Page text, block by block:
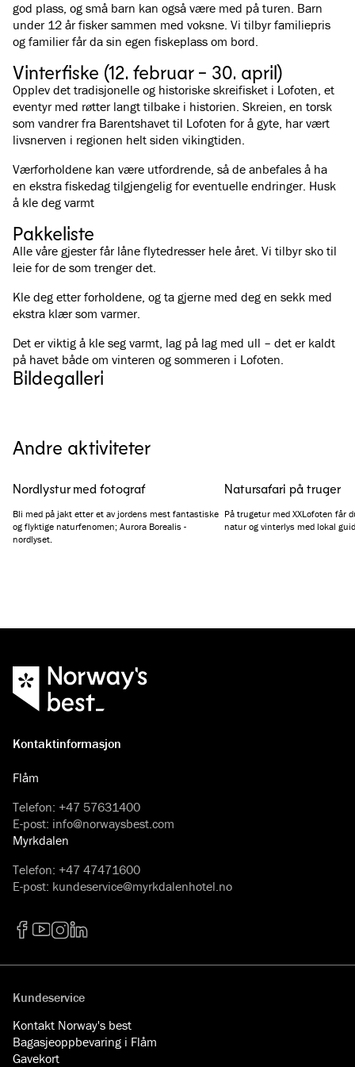
god plass, og små barn kan også være med på turen. Barn
under 12 år fisker sammen med voksne. Vi tilbyr familiepris
og familier får da sin egen fiskeplass om bord.
Vinterfiske (12. februar - 30. april)
Opplev det tradisjonelle og historiske skreifisket i Lofoten, et
eventyr med røtter langt tilbake i historien. Skreien, en torsk
som vandrer fra Barentshavet til Lofoten for å gyte, har vært
livsnerven i regionen helt siden vikingtiden.
Værforholdene kan være utfordrende, så de anbefales å ha
en ekstra fiskedag tilgjengelig for eventuelle endringer. Husk
å kle deg varmt
Pakkeliste
Alle våre gjester får låne flytedresser hele året. Vi tilbyr sko til
leie for de som trenger det.
Kle deg etter forholdene, og ta gjerne med deg en sekk med
ekstra klær som varmer.
Det er viktig å kle seg varmt, lag på lag med ull – det er kaldt
på havet både om vinteren og sommeren i Lofoten.
Bildegalleri
Andre aktiviteter
Nordlystur med fotograf
Bli med på jakt etter et av jordens mest fantastiske
og flyktige naturfenomen; Aurora Borealis -
nordlyset.
Natursafari på truger
På trugetur med XXLofoten får
natur og vinterlys med lokal
Kontaktinformasjon
Flåm
Telefon: +47 57631400
E-post: info@norwaysbest.com
Myrkdalen
Telefon: +47 47471600
E-post: kundeservice@myrkdalenhotel.no
Kundeservice
Kontakt Norway's best
Bagasjeoppbevaring i Flåm
Gavekort